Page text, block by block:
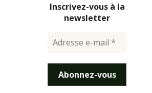
Inscrivez-vous à la
newsletter